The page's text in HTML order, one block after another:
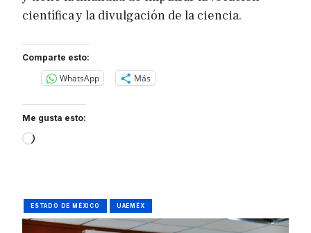
científica y la divulgación de la ciencia.
Comparte esto:
WhatsApp Más
Me gusta esto:
Loading…
ESTADO DE MÉXICO UAEMÉX